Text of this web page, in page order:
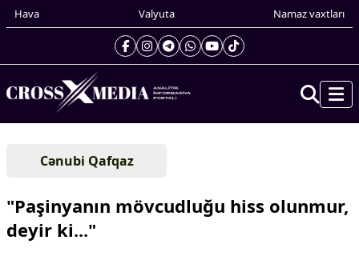
Hava Valyuta Namaz vaxtları
Gündəm
Xarici xəbərlər
Cənubi Qafqaz
Cənubi Qafqaz
"Paşinyanın mövcudluğu hiss olunmur,
deyir ki..."